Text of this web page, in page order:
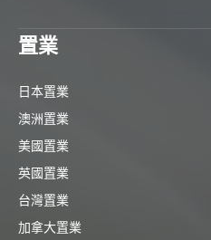
置業
日本置業
澳洲置業
美國置業
英國置業
台灣置業
加拿大置業